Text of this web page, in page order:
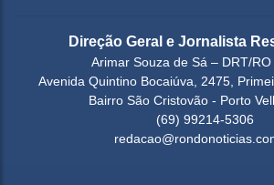
Direção Geral e Jornalista
Arimar Souza de Sá – DRT/
Avenida Quintino Bocaiúva, 2475,
Bairro São Cristovão - Porto
(69) 99214-5306